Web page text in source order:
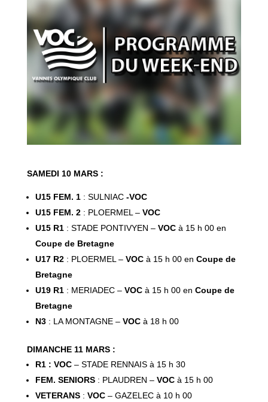
SAMEDI 10 MARS :
U15 FEM. 1: SULNIAC -VOC
U15 FEM. 2: PLOERMEL – VOC
U15 R1: STADE PONTIVYEN – VOCà 15 h 00 en
Coupe de Bretagne
U17 R2: PLOERMEL –VOCà 15 h 00 en Coupe de
Bretagne
U19 R1: MERIADEC – VOCà 15 h 00 en Coupe de
Bretagne
N3: LA MONTAGNE – VOCà 18 h 00
DIMANCHE 11 MARS :
R1 : VOC– STADE RENNAIS à 15 h 30
FEM. SENIORS: PLAUDREN – VOCà 15 h 00
VETERANS: VOC– GAZELEC à 10 h 00